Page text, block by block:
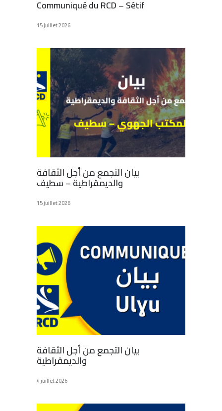
Communiqué du RCD – Sétif
15 juillet 2026
بيان التجمع من أجل الثقافة
والديمقراطية – سطيف
15 juillet 2026
بيان التجمع من أجل الثقافة
والديمقراطية
4 juillet 2026